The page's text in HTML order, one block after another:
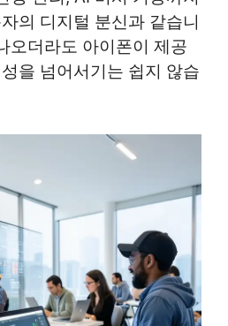
의 디지털 분신과 같습니
오더라도 아이폰이 제공
을 넘어서기는 쉽지 않습